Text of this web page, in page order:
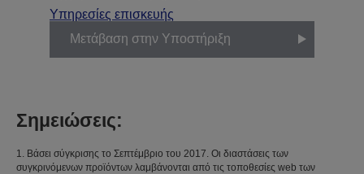
Υπηρεσίες επισκευής
Μετάβαση στην Υποστήριξη
Σημειώσεις:
1. Βάσει σύγκρισης το Σεπτέμβριο του 2017. Οι διαστάσεις των
συγκρινόμενων προϊόντων λαμβάνονται από τις τοποθεσίες web των